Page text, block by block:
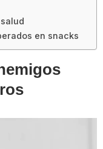
en snacks